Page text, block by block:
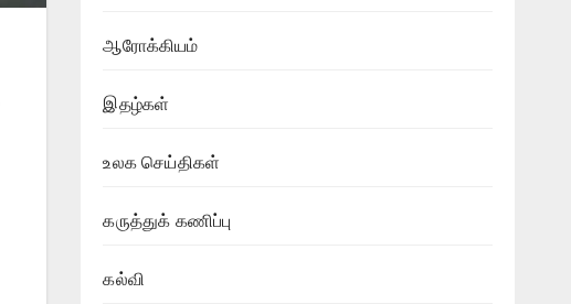
ஆரோக்கியம்
இதழ்கள்
உலக செய்திகள்
கருத்துக் கணிப்பு
கல்வி